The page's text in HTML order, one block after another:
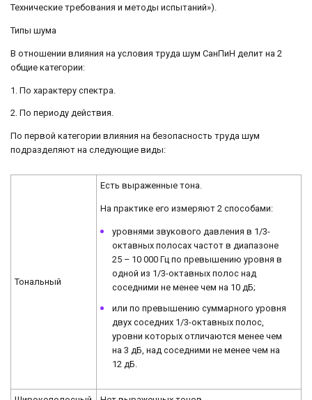
Технические требования и методы испытаний»).
Типы шума
В отношении влияния на условия труда шум СанПиН делит на 2
общие категории:
1. По характеру спектра.
2. По периоду действия.
По первой категории влияния на безопасность труда шум
подразделяют на следующие виды:
Тональный
Есть выраженные тона.
На практике его измеряют 2 способами:
уровнями звукового давления в 1/3-
октавных полосах частот в диапазоне
25 – 10 000 Гц по превышению уровня в
одной из 1/3-октавных полос над
соседними не менее чем на 10 дБ;
или по превышению суммарного уровня
двух соседних 1/3-октавных полос,
уровни которых отличаются менее чем
на 3 дБ, над соседними не менее чем на
12 дБ.